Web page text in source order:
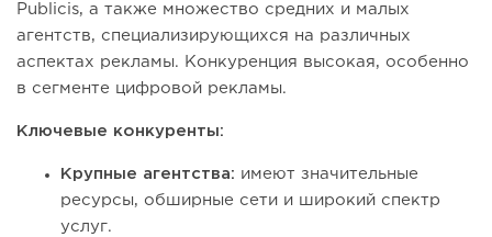
Publicis, а также множество средних и малых
агентств, специализирующихся на различных
аспектах рекламы. Конкуренция высокая, особенно
в сегменте цифровой рекламы.
Ключевые конкуренты:
Крупные агентства: имеют значительные
ресурсы, обширные сети и широкий спектр
услуг.